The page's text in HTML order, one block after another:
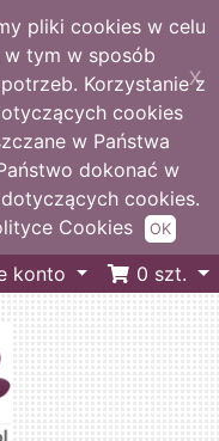
pliki cookies w celu
w tym w sposób
Korzystanie z
cookies
w Państwa
dokonać w
cookies.
Cookies
X
OK
konto 0 szt.